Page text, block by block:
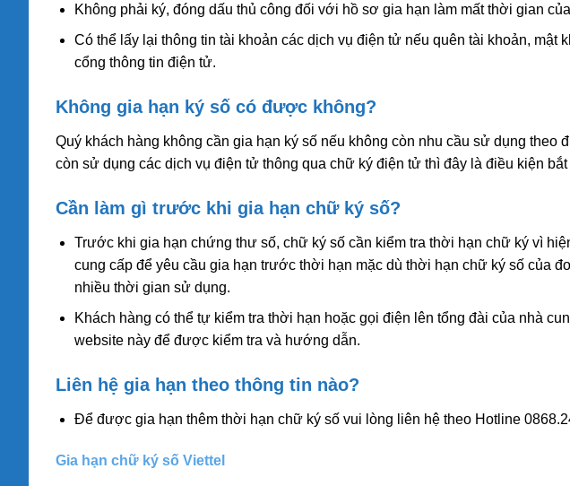
Không phải ký, đóng dấu thủ công đối với hồ sơ gia hạn làm mất thời gian
Có thể lấy lại thông tin tài khoản các dịch vụ điện tử nếu quên tài khoản, mật
cổng thông tin điện tử.
Không gia hạn ký số có được không?
Quý khách hàng không cần gia hạn ký số nếu không còn nhu cầu sử dụng theo
còn sử dụng các dịch vụ điện tử thông qua chữ ký điện tử thì đây là điều kiện bắt
Cần làm gì trước khi gia hạn chữ ký số?
Trước khi gia hạn chứng thư số, chữ ký số cần kiểm tra thời hạn chữ ký vì
cung cấp để yêu cầu gia hạn trước thời hạn mặc dù thời hạn chữ ký số của
nhiều thời gian sử dụng.
Khách hàng có thể tự kiểm tra thời hạn hoặc gọi điện lên tổng đài của nhà
website này để được kiểm tra và hướng dẫn.
Liên hệ gia hạn theo thông tin nào?
Để được gia hạn thêm thời hạn chữ ký số vui lòng liên hệ theo Hotline
Gia hạn chữ ký số Viettel